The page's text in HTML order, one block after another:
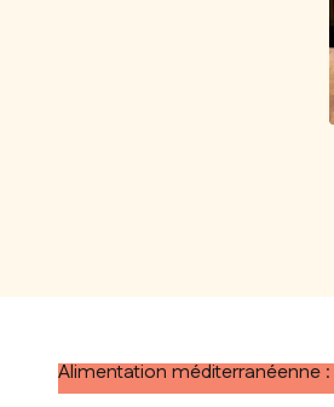
Alimentation méditerranéenne